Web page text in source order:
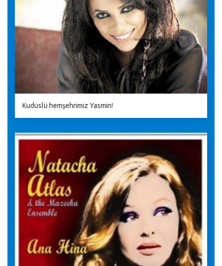
Kudüslü hemşehrimiz Yasmin!